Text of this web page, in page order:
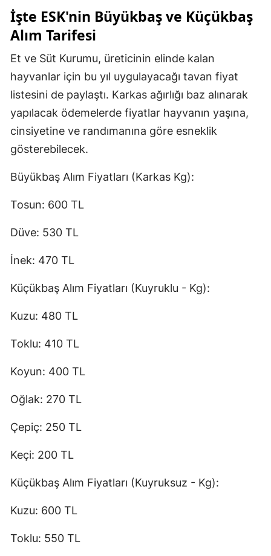
İşte ESK'nin Büyükbaş ve Küçükbaş
Alım Tarifesi
Et ve Süt Kurumu, üreticinin elinde kalan
hayvanlar için bu yıl uygulayacağı tavan fiyat
listesini de paylaştı. Karkas ağırlığı baz alınarak
yapılacak ödemelerde fiyatlar hayvanın yaşına,
cinsiyetine ve randımanına göre esneklik
gösterebilecek.
Büyükbaş Alım Fiyatları (Karkas Kg):
Tosun: 600 TL
Düve: 530 TL
İnek: 470 TL
Küçükbaş Alım Fiyatları (Kuyruklu - Kg):
Kuzu: 480 TL
Toklu: 410 TL
Koyun: 400 TL
Oğlak: 270 TL
Çepiç: 250 TL
Keçi: 200 TL
Küçükbaş Alım Fiyatları (Kuyruksuz - Kg):
Kuzu: 600 TL
Toklu: 550 TL